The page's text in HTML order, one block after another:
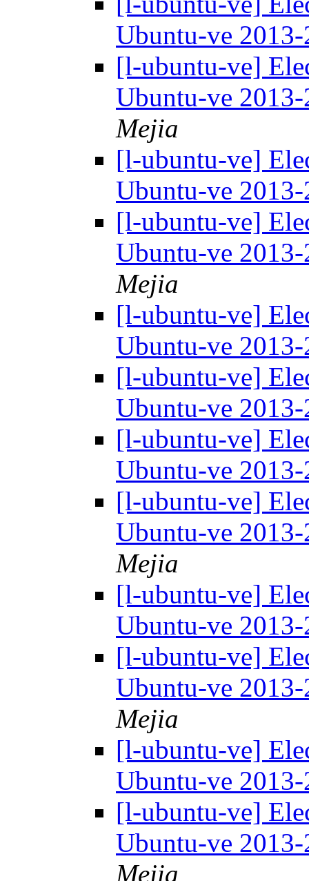
Ubuntu-ve
[l-ubuntu-ve]
Ubuntu-ve
Mejia
[l-ubuntu-ve]
Ubuntu-ve
[l-ubuntu-ve]
Ubuntu-ve
Mejia
[l-ubuntu-ve]
Ubuntu-ve
[l-ubuntu-ve]
Ubuntu-ve
[l-ubuntu-ve]
Ubuntu-ve
[l-ubuntu-ve]
Ubuntu-ve
Mejia
[l-ubuntu-ve]
Ubuntu-ve
[l-ubuntu-ve]
Ubuntu-ve
Mejia
[l-ubuntu-ve]
Ubuntu-ve
[l-ubuntu-ve]
Ubuntu-ve
Mejia